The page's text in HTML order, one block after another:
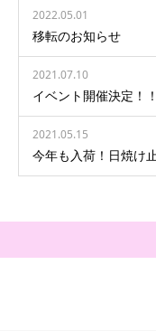
2022.05.01
移転のお知らせ
2021.07.10
イベント開催決定！！
2021.05.15
今年も入荷！日焼け